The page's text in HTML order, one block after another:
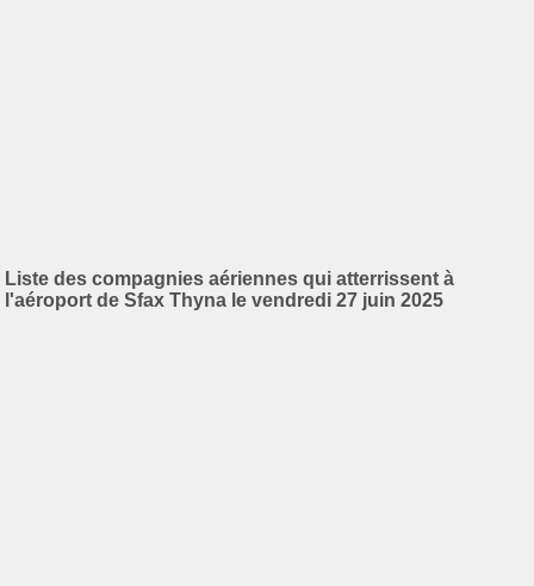
Liste des compagnies aériennes qui atterrissent à
l'aéroport de Sfax Thyna le vendredi 27 juin 2025